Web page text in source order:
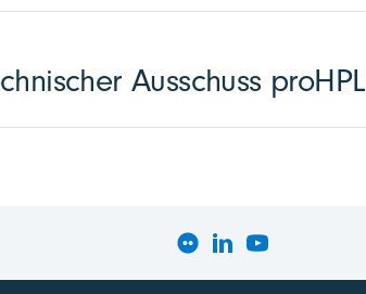
Ausschuss proHPL